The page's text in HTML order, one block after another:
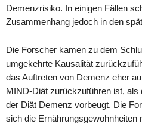
Demenzrisiko. In einigen Fällen
Zusammenhang jedoch in den
Die Forscher kamen zu dem
umgekehrte Kausalität
das Auftreten von Demenz eher
MIND-Diät zurückzuführen ist, als
der Diät Demenz vorbeugt. Die
sich die Ernährungsgewohnheiten